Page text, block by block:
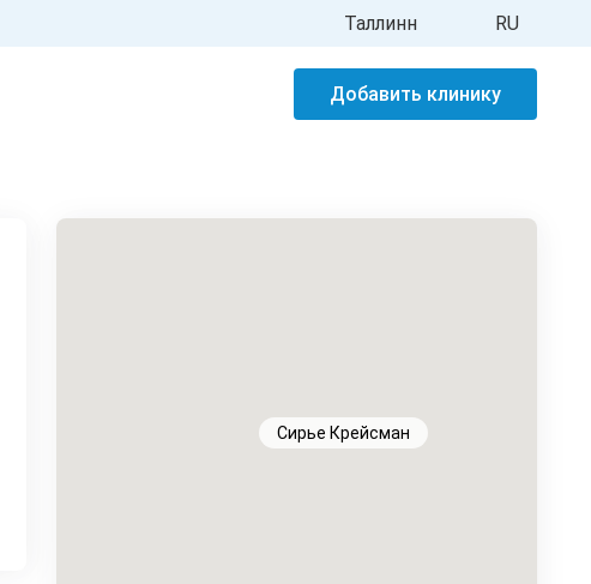
Таллинн RU
Добавить клинику
Сирье Крейсман